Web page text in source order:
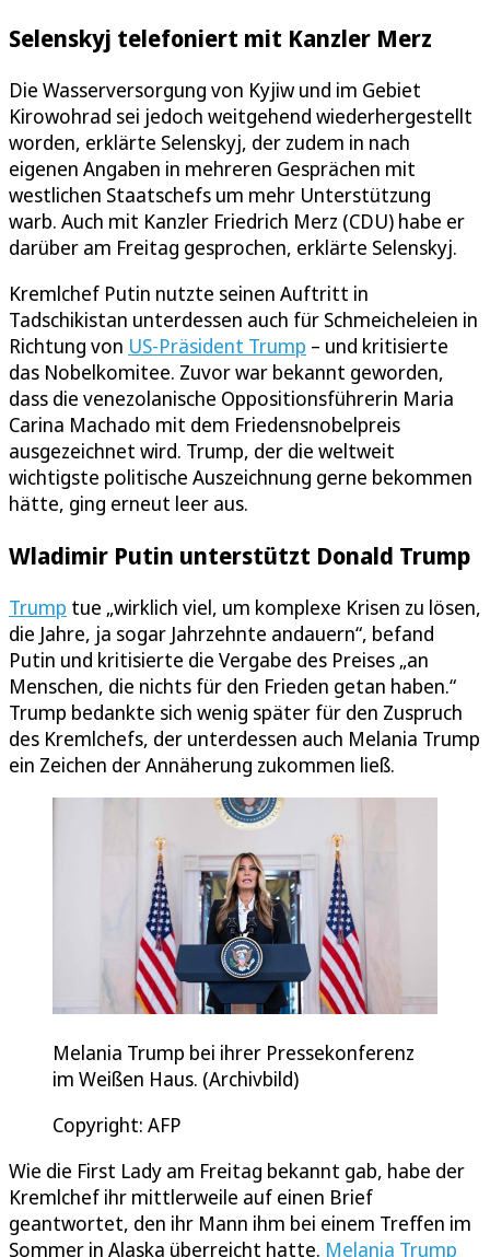
Selenskyj telefoniert mit Kanzler Merz
Die Wasserversorgung von Kyjiw und im Gebiet
Kirowohrad sei jedoch weitgehend wiederhergestellt
worden, erklärte Selenskyj, der zudem in nach
eigenen Angaben in mehreren Gesprächen mit
westlichen Staatschefs um mehr Unterstützung
warb. Auch mit Kanzler Friedrich Merz (CDU) habe er
darüber am Freitag gesprochen, erklärte Selenskyj.
Kremlchef Putin nutzte seinen Auftritt in
Tadschikistan unterdessen auch für Schmeicheleien in
Richtung von US-Präsident Trump – und kritisierte
das Nobelkomitee. Zuvor war bekannt geworden,
dass die venezolanische Oppositionsführerin Maria
Carina Machado mit dem Friedensnobelpreis
ausgezeichnet wird. Trump, der die weltweit
wichtigste politische Auszeichnung gerne bekommen
hätte, ging erneut leer aus.
Wladimir Putin unterstützt Donald Trump
Trump tue „wirklich viel, um komplexe Krisen zu lösen,
die Jahre, ja sogar Jahrzehnte andauern“, befand
Putin und kritisierte die Vergabe des Preises „an
Menschen, die nichts für den Frieden getan haben.“
Trump bedankte sich wenig später für den Zuspruch
des Kremlchefs, der unterdessen auch Melania Trump
ein Zeichen der Annäherung zukommen ließ.
Melania Trump bei ihrer Pressekonferenz
im Weißen Haus. (Archivbild)
Copyright: AFP
Wie die First Lady am Freitag bekannt gab, habe der
Kremlchef ihr mittlerweile auf einen Brief
geantwortet, den ihr Mann ihm bei einem Treffen im
Sommer in Alaska überreicht hatte. Melania Trump